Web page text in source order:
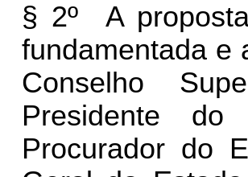
§ 2º A
fundamentada e
Conselho
Presidente
Procurador do